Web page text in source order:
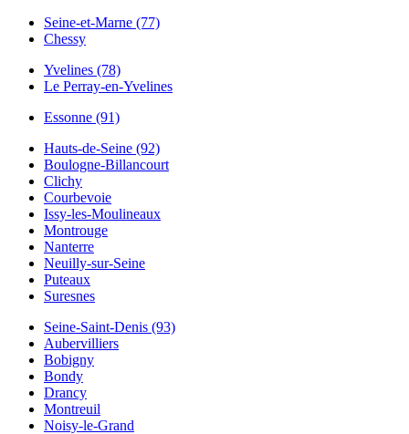
Seine-et-Marne (77)
Chessy
Yvelines (78)
Le Perray-en-Yvelines
Essonne (91)
Hauts-de-Seine (92)
Boulogne-Billancourt
Clichy
Courbevoie
Issy-les-Moulineaux
Montrouge
Nanterre
Neuilly-sur-Seine
Puteaux
Suresnes
Seine-Saint-Denis (93)
Aubervilliers
Bobigny
Bondy
Drancy
Montreuil
Noisy-le-Grand